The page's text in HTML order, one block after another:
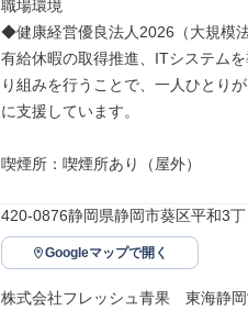
職場環境
◆健康経営優良法人2026（大規模
有給休暇の取得推進、ITシステム
り組みを行うことで、一人ひとり
に支援しています。
喫煙所：喫煙所あり（屋外）
420-0876静岡県静岡市葵区平和3
Googleマップで開く
株式会社フレッシュ青果　東海静